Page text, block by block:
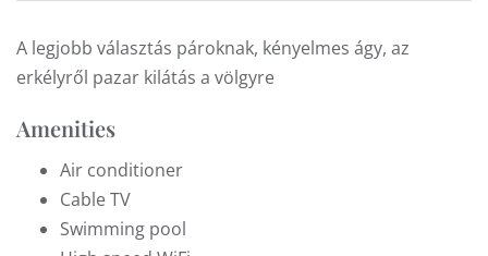
A legjobb választás pároknak, kényelmes ágy, az
erkélyről pazar kilátás a völgyre
Amenities
Air conditioner
Cable TV
Swimming pool